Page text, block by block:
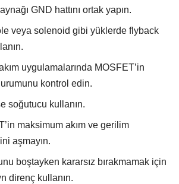
GND hattını ortak yapın.
veya solenoid gibi yüklerde flyback
uygulamalarında MOSFET’in
kontrol edin.
soğutucu kullanın.
maksimum akım ve gerilim
aşmayın.
boştayken kararsız bırakmamak için
direnç kullanın.